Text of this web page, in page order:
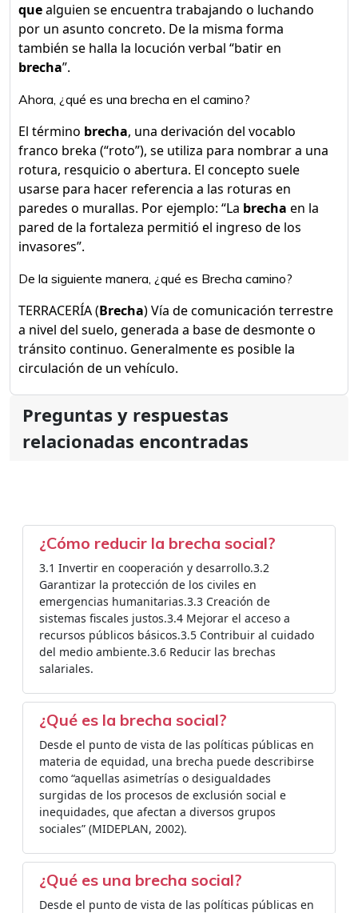
quealguien se encuentra trabajando o luchando
por un asunto concreto. De la misma forma
también se halla la locución verbal “batir en
brecha”.
Ahora, ¿qué es una brecha en el camino?
El término brecha, una derivación del vocablo
franco breka (“roto”), se utiliza para nombrar a una
rotura, resquicio o abertura. El concepto suele
usarse para hacer referencia a las roturas en
paredes o murallas. Por ejemplo: “La brecha en la
pared de la fortaleza permitió el ingreso de los
invasores”.
De la siguiente manera, ¿qué es Brecha camino?
TERRACERÍA (Brecha) Vía de comunicación terrestre
a nivel del suelo, generada a base de desmonte o
tránsito continuo. Generalmente es posible la
circulación de un vehículo.
Preguntas y respuestas
relacionadas encontradas
¿Cómo reducir la brecha social?
3.1 Invertir en cooperación y desarrollo.3.2
Garantizar la protección de los civiles en
emergencias humanitarias.3.3 Creación de
sistemas fiscales justos.3.4 Mejorar el acceso a
recursos públicos básicos.3.5 Contribuir al cuidado
del medio ambiente.3.6 Reducir las brechas
salariales.
¿Qué es la brecha social?
Desde el punto de vista de las políticas públicas en
materia de equidad, una brecha puede describirse
como “aquellas asimetrías o desigualdades
surgidas de los procesos de exclusión social e
inequidades, que afectan a diversos grupos
sociales” (MIDEPLAN, 2002).
¿Qué es una brecha social?
Desde el punto de vista de las políticas públicas en